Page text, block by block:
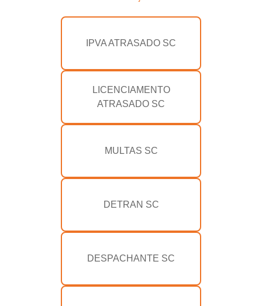
IPVA ATRASADO SC
LICENCIAMENTO
ATRASADO SC
MULTAS SC
DETRAN SC
DESPACHANTE SC